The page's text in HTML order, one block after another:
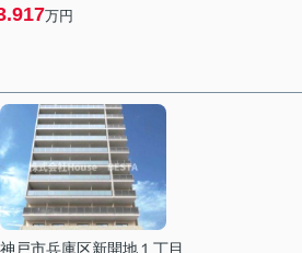
万円
神戸市兵庫区新開地１丁目